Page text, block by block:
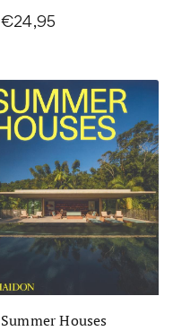
€24,95
Summer Houses